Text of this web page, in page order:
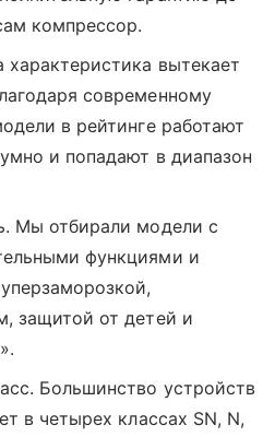
компрессор.
вытекает
современному
в рейтинге работают
и попадают в диапазон
Мы отбирали модели с
функциями и
защитой от детей и
Большинство устройств
в четырех классах SN, N,